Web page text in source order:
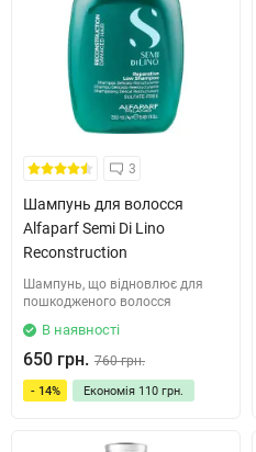
3
Шампунь для волосся
Alfaparf Semi Di Lino
Reconstruction
Шампунь, що відновлює для
пошкодженого волосся
В наявності
650 грн. 760 грн.
- 14% Економія 110 грн.